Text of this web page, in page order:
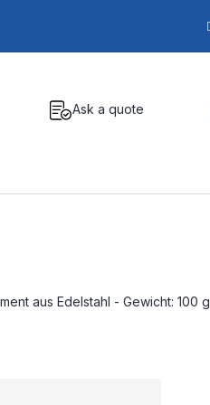
Ask a quote
aus Edelstahl - Gewicht: 100 g